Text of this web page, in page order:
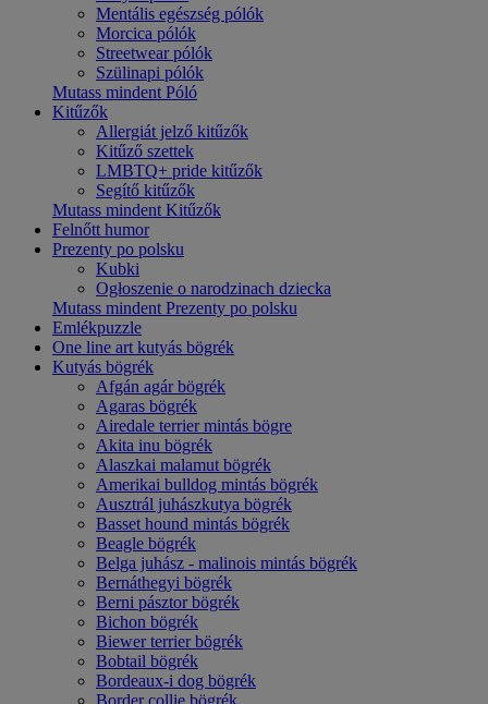
Mentális egészség pólók
Morcica pólók
Streetwear pólók
Szülinapi pólók
Mutass mindent Póló
Kitűzők
Allergiát jelző kitűzők
Kitűző szettek
LMBTQ+ pride kitűzők
Segítő kitűzők
Mutass mindent Kitűzők
Felnőtt humor
Prezenty po polsku
Kubki
Ogłoszenie o narodzinach dziecka
Mutass mindent Prezenty po polsku
Emlékpuzzle
One line art kutyás bögrék
Kutyás bögrék
Afgán agár bögrék
Agaras bögrék
Airedale terrier mintás bögre
Akita inu bögrék
Alaszkai malamut bögrék
Amerikai bulldog mintás bögrék
Ausztrál juhászkutya bögrék
Basset hound mintás bögrék
Beagle bögrék
Belga juhász - malinois mintás bögrék
Bernáthegyi bögrék
Berni pásztor bögrék
Bichon bögrék
Biewer terrier bögrék
Bobtail bögrék
Bordeaux-i dog bögrék
Border collie bögrék